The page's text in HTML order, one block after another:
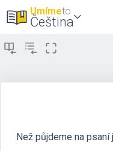
Umímeto
Čeština
Než půjdeme na